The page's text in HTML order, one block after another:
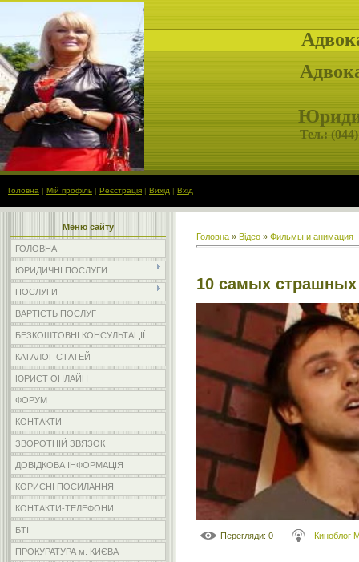
Тел.: (
Головна | Мій профіль | Реєстрація | Вихід | Вхід
Меню сайту
ГОЛОВНА
ЮРИДИЧНІ ПОСЛУГИ
ПОСЛУГИ
ВАРТІСТЬ ПОСЛУГ
БЕЗКОШТОВНІ КОНСУЛЬТАЦІЇ
КАТАЛОГ СТАТЕЙ
ЮРИСТ ОНЛАЙН
ФОРУМ
КОНТАКТИ
ЗВОРОТНІЙ ЗВЯЗОК
ДОВІДКОВА ІНФОРМАЦІЯ
КОРИСНІ ПОСИЛАННЯ
КОНТАКТИ-ТЕЛЕФОНИ
БТІ
ПРОКУРАТУРА м. КИЄВА
Головна » Відео » Фильмы и анимация
10 самых
Перегляди: 0 Киноблог